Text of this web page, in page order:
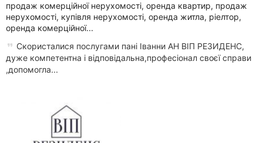
продаж комерційної нерухомості, оренда квартир, продаж
нерухомості, купівля нерухомості, оренда житла, ріелтор,
оренда комерційної...
Скористалися послугами пані Іванни АН ВІП РЕЗИДЕНС,
дуже компетентна і відповідальна,професіонал своєї справи
,допомогла...